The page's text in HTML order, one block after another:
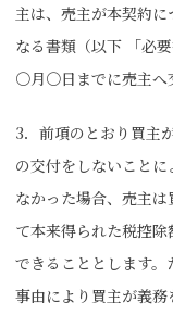
主は、売主が本契約
なる書類（以下 「必
〇月〇日までに売主へ
3．前項のとおり買主
の交付をしないこと
なかった場合、売主
て本来得られた税控
できることとします
事由により買主が義